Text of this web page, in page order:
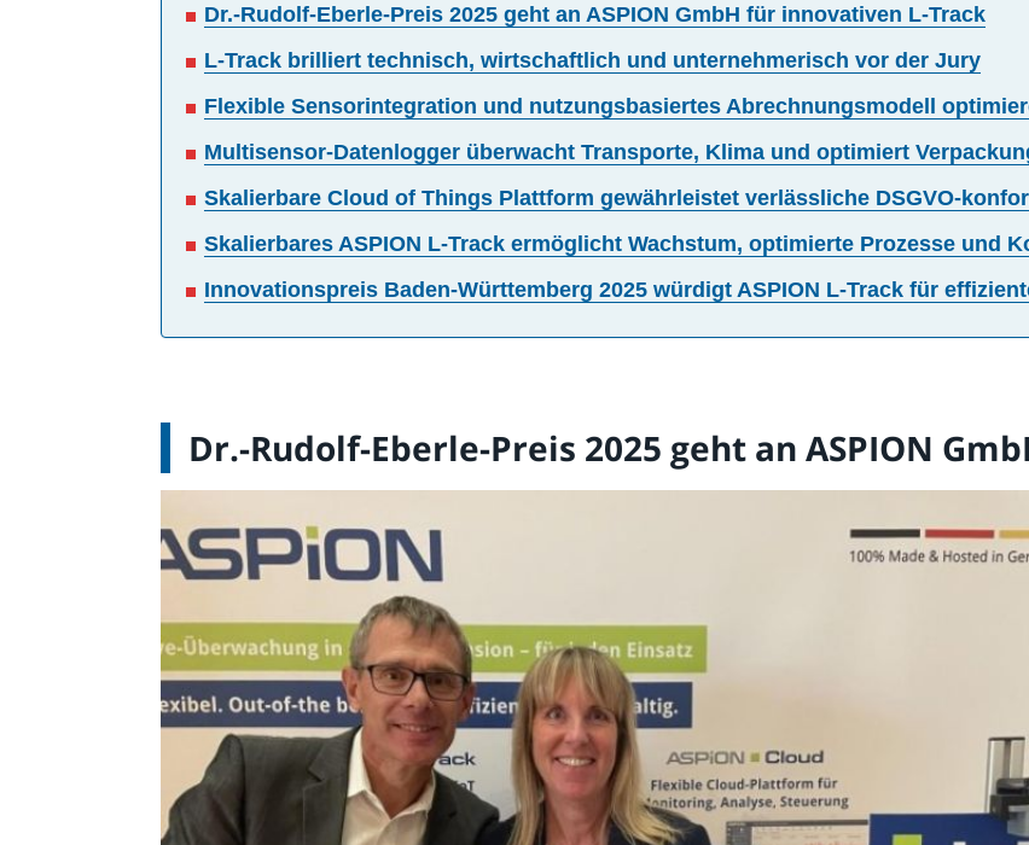
Dr.-Rudolf-Eberle-Preis 2025 geht an ASPION GmbH für innovativen L-Track
L-Track brilliert technisch, wirtschaftlich und unternehmerisch vor der Jury
Flexible Sensorintegration und nutzungsbasiertes Abrechnungsmodell
Multisensor-Datenlogger überwacht Transporte, Klima und optimiert
Skalierbare Cloud of Things Plattform gewährleistet verlässliche DSGVO-
Skalierbares ASPION L-Track ermöglicht Wachstum, optimierte Prozesse und
Innovationspreis Baden-Württemberg 2025 würdigt ASPION L-Track für
Dr.-Rudolf-Eberle-Preis 2025 geht an ASPION